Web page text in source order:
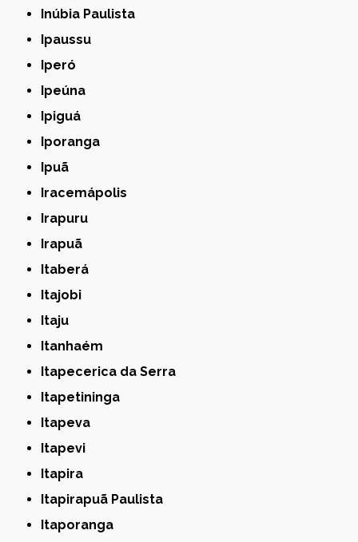
Inúbia Paulista
Ipaussu
Iperó
Ipeúna
Ipiguá
Iporanga
Ipuã
Iracemápolis
Irapuru
Irapuã
Itaberá
Itajobi
Itaju
Itanhaém
Itapecerica da Serra
Itapetininga
Itapeva
Itapevi
Itapira
Itapirapuã Paulista
Itaporanga